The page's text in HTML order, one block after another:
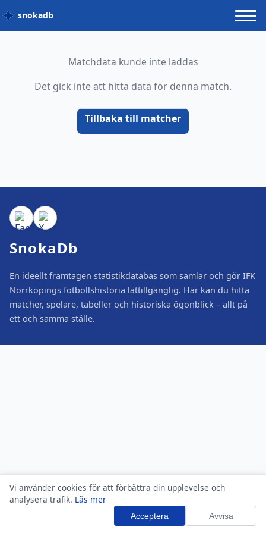
Vi använder cookies för att förbättra din upplevelse och
analysera trafik. Läs mer
Acceptera Avvisa
snokadb
Matchdata kunde inte laddas
Det gick inte att hitta data för denna match.
Tillbaka till matcher
SnokaDb
En ideellt framtagen statistikdatabas som samlar och gör IFK
Norrköpings fotbollshistoria lättillgänglig. Här kan du hitta
matcher, spelare, tabeller och historiska ögonblick – allt på
ett och samma ställe.